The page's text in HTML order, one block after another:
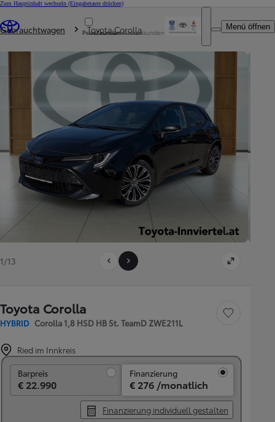
Zum Hauptinhalt wechseln (Eingabetaste drücken)
Privatkunden Firmenkunden
Menü öffnen
Du bist hier
Gebrauchtwagen Toyota Corolla
1/13
Toyota Corolla
HYBRID Corolla 1,8 HSD HB 5t. TeamD ZWE211L
Fahrzeug speichern
Ried im Innkreis
Barpreis
€ 22.990
Finanzierung
€ 276 /monatlich
Finanzierung individuell gestalten